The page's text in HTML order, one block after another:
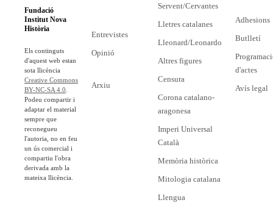
Fundació
Institut Nova
Història
Els continguts
d'aquest web estan
sota llicència
Creative Commons
BY-NC-SA 4.0
Podeu compartir i
adaptar el material
sempre que
reconegueu
l'autoria, no en feu
un ús comercial i
compartiu l'obra
derivada amb la
mateixa llicència.
Entrevistes
Opinió
Arxiu
Servent/Cervantes
Lletres catalanes
Lleonard/Leonardo
Altres figures
Censura
Corona catalano-
aragonesa
Imperi Universal
Català
Memòria històrica
Mitologia catalana
Llengua
Adhesions
Butlletí
d'actes
Avís legal